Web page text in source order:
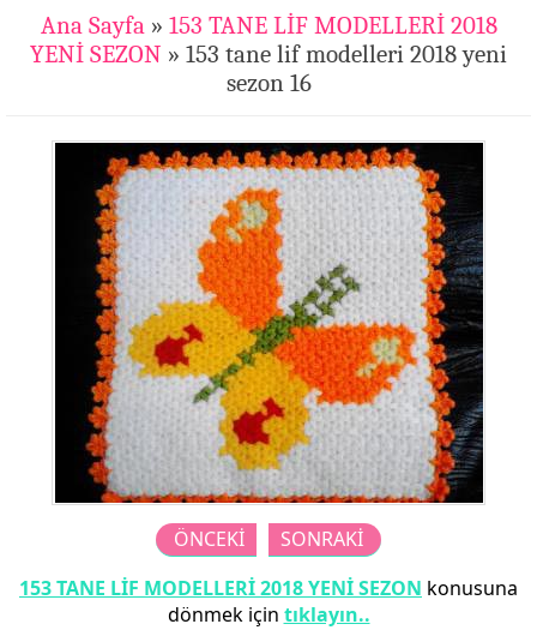
Ana Sayfa» 153 TANE LİF MODELLERİ 2018
YENİ SEZON » 153 tane lif modelleri 2018 yeni
sezon 16
ÖNCEKİ
SONRAKİ
153 TANE LİF MODELLERİ 2018 YENİ SEZON konusuna
dönmek için tıklayın..